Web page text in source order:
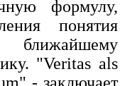
формулу,
понятия
"Veritas als